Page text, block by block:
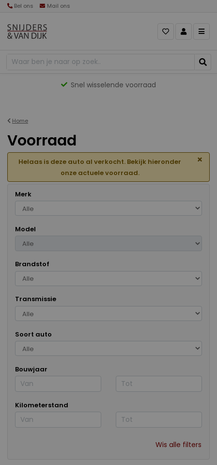
Bel ons Mail ons
Gevarieerd aanbod
Home
Voorraad
Helaas is deze auto al verkocht. Bekijk hieronder
onze actuele voorraad.
×
Merk
Model
Brandstof
Transmissie
Soort auto
Bouwjaar
Kilometerstand
Wis alle filters